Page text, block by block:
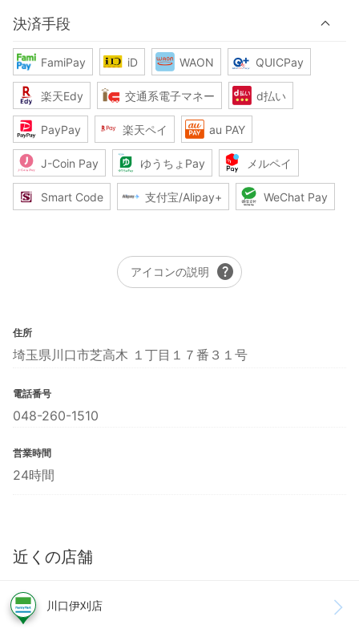
決済手段
FamiPay iD WAON QUICPay
楽天Edy 交通系電子マネー d払い
PayPay 楽天ペイ au PAY
J-Coin Pay ゆうちょPay メルペイ
Smart Code 支付宝/Alipay+ WeChat Pay
アイコンの説明 help
住所
埼玉県川口市芝高木 １丁目１７番３１号
電話番号
048-260-1510
営業時間
24時間
近くの店舗
川口伊刈店